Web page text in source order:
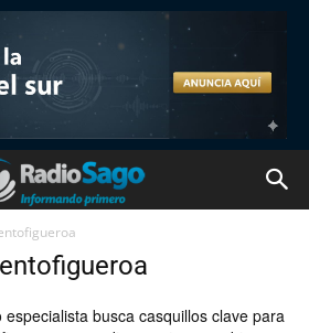
especialista busca casquillos clave para